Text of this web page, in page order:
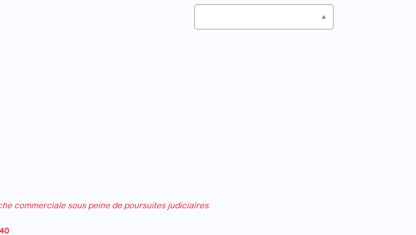
commerciale sous peine de poursuites judiciaires.